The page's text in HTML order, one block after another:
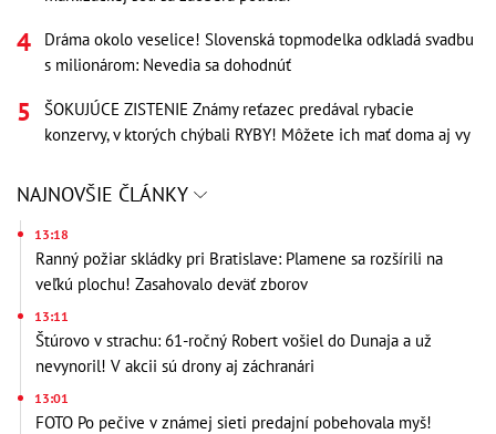
Dráma okolo veselice! Slovenská topmodelka odkladá svadbu
s milionárom: Nevedia sa dohodnúť
ŠOKUJÚCE ZISTENIE Známy reťazec predával rybacie
konzervy, v ktorých chýbali RYBY! Môžete ich mať doma aj vy
NAJNOVŠIE ČLÁNKY
13:18
Ranný požiar skládky pri Bratislave: Plamene sa rozšírili na
veľkú plochu! Zasahovalo deväť zborov
13:11
Štúrovo v strachu: 61-ročný Robert vošiel do Dunaja a už
nevynoril! V akcii sú drony aj záchranári
13:01
FOTO Po pečive v známej sieti predajní pobehovala myš!